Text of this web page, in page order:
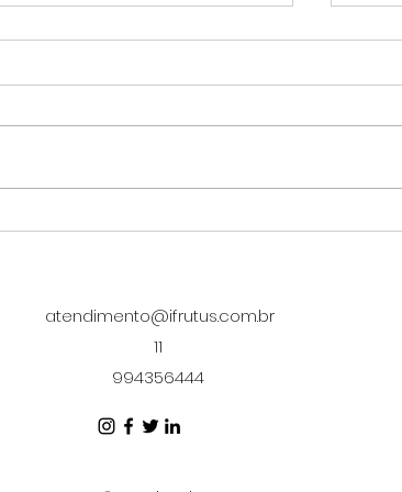
Lanches saudáveis para
7
atendimento@ifrutus.com.br
11
994356444